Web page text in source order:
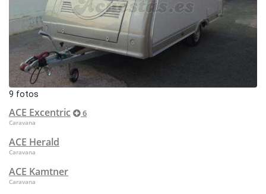
9 fotos
ACE Excentric 6
Caravana
ACE Herald
Caravana
ACE Kamtner
Caravana